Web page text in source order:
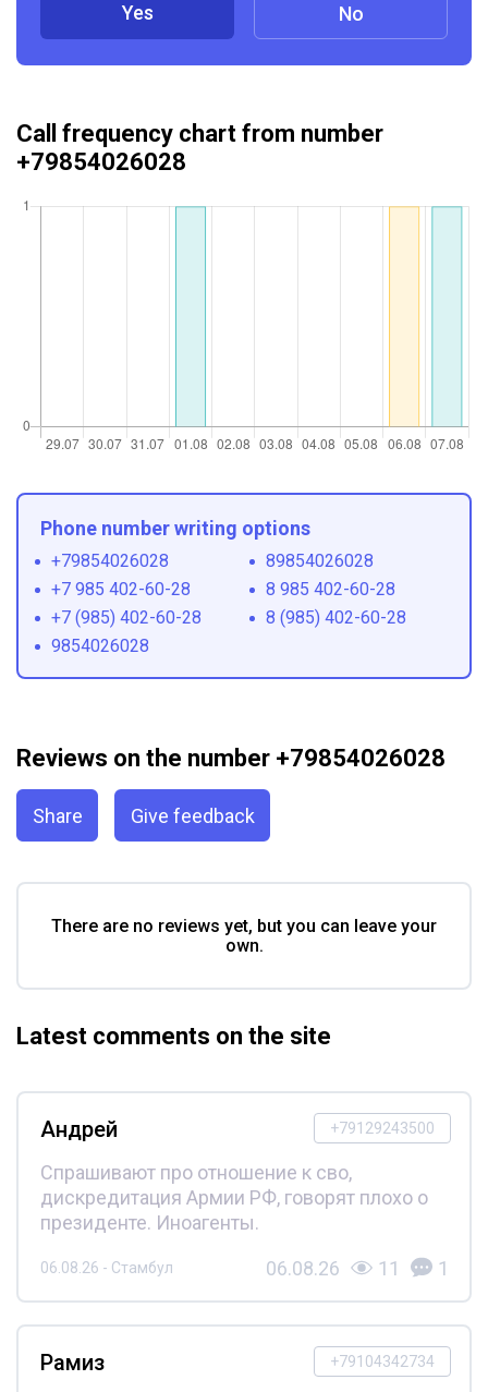
Yes No
Call frequency chart from number
+79854026028
Phone number writing options
+79854026028
89854026028
+7 985 402-60-28
8 985 402-60-28
+7 (985) 402-60-28
8 (985) 402-60-28
9854026028
Reviews on the number +79854026028
Share Give feedback
There are no reviews yet, but you can leave your
own.
Latest comments on the site
+79129243500
Андрей
Спрашивают про отношение к сво,
дискредитация Армии РФ, говорят плохо о
президенте. Иноагенты.
06.08.26 - Стамбул 06.08.26 11 1
+79104342734
Рамиз